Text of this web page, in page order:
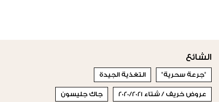
الشائع
"جرعة سحرية" التغذية الجيدة
عروض خريف / شتاء 2020/2021 جاك جليسون